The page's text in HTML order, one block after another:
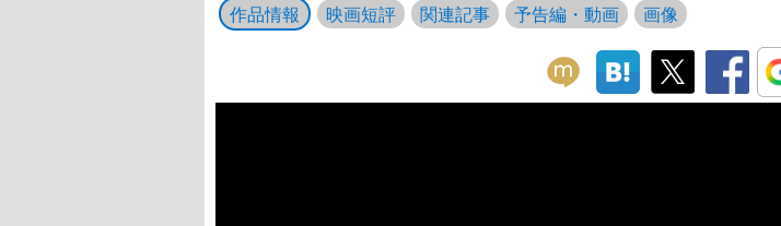
作品情報 映画短評 関連記事 予告編・動画 画像